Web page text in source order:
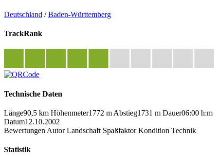
Deutschland /Baden-Württemberg
TrackRank
Technische Daten
Länge90,5 km Höhenmeter1772 m Abstieg1731 m Dauer06:00 h:m
Datum12.10.2002
Bewertungen Autor Landschaft Spaßfaktor Kondition Technik
Statistik